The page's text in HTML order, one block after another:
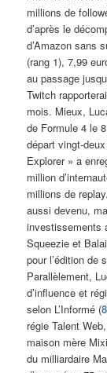
millions de
d’après le
d’Amazon sans
(rang 1), 7,99
au passage
Twitch
mois. Mieux,
de Formule 4 le
départ vingt-
Explorer » a
million
millions de
aussi devenu,
investissements
Squeezie et
pour l’édition de
Parallèlement,
d’influence et
selon L’Informé (8
régie Talent
maison mère
du milliardaire